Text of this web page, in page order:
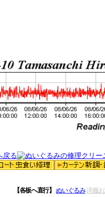
【各板へ直行】 ぬいぐるみ 洋服